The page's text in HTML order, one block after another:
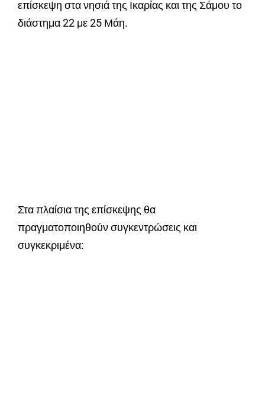
επίσκεψη στα νησιά της Ικαρίας και της Σάμου το
διάστημα 22 με 25 Μάη.
Στα πλαίσια της επίσκεψης θα
πραγματοποιηθούν συγκεντρώσεις και
συγκεκριμένα: